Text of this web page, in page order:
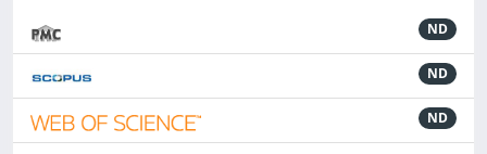
ND
ND
ND